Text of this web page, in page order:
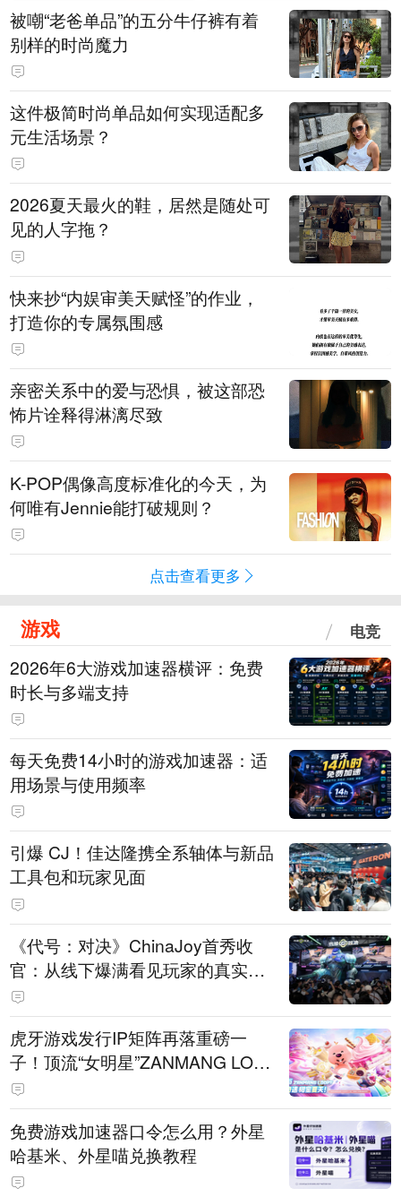
被嘲“老爸单品”的五分牛仔裤有着
别样的时尚魔力
这件极简时尚单品如何实现适配多
元生活场景？
2026夏天最火的鞋，居然是随处可
见的人字拖？
快来抄“内娱审美天赋怪”的作业，
打造你的专属氛围感
亲密关系中的爱与恐惧，被这部恐
怖片诠释得淋漓尽致
K-POP偶像高度标准化的今天，为
何唯有Jennie能打破规则？
点击查看更多
游戏 电竞
2026年6大游戏加速器横评：免费
时长与多端支持
每天免费14小时的游戏加速器：适
用场景与使用频率
引爆 CJ！佳达隆携全系轴体与新品
工具包和玩家见面
《代号：对决》ChinaJoy首秀收
官：从线下爆满看见玩家的真实期
待
虎牙游戏发行IP矩阵再落重磅一
子！顶流“女明星”ZANMANG LOO
PY 正版3D消除手游《消消奇遇》
惊喜曝光
免费游戏加速器口令怎么用？外星
哈基米、外星喵兑换教程